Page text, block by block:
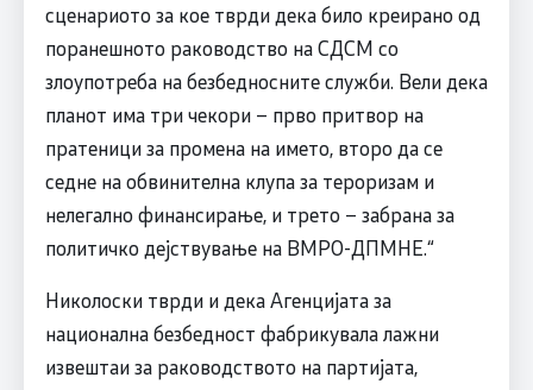
сценариото за кое тврди дека било креирано од
поранешното раководство на СДСМ со
злоупотреба на безбедносните служби. Вели дека
планот има три чекори – прво притвор на
пратеници за промена на името, второ да се
седне на обвинителна клупа за тероризам и
нелегално финансирање, и трето – забрана за
политичко дејствување на ВМРО-ДПМНЕ.“
Николоски тврди и дека Агенцијата за
национална безбедност фабрикувала лажни
извештаи за раководството на партијата,